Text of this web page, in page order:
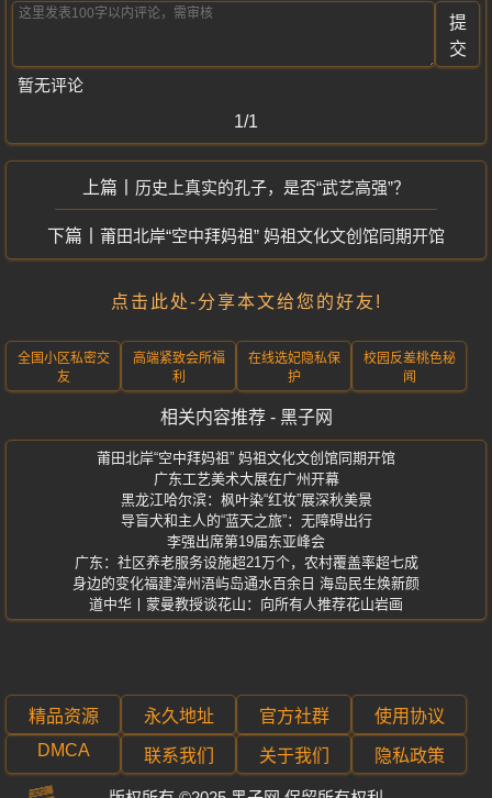
提
交
暂无评论
1/1
历史上真实的孔子，是否“武艺高强”？
莆田北岸“空中拜妈祖” 妈祖文化文创馆同期开馆
点击此处-分享本文给您的好友!
全国小区私密交
友
高端紧致会所福
利
在线选妃隐私保
护
校园反差桃色秘
闻
相关内容推荐 - 黑子网
莆田北岸“空中拜妈祖” 妈祖文化文创馆同期开馆
广东工艺美术大展在广州开幕
黑龙江哈尔滨：枫叶染“红妆”展深秋美景
导盲犬和主人的“蓝天之旅”：无障碍出行
李强出席第19届东亚峰会
广东：社区养老服务设施超21万个，农村覆盖率超七成
身边的变化福建漳州浯屿岛通水百余日 海岛民生焕新颜
道中华丨蒙曼教授谈花山：向所有人推荐花山岩画
精品资源 永久地址 官方社群
使用协议
DMCA
联系我们 关于我们 隐私政策